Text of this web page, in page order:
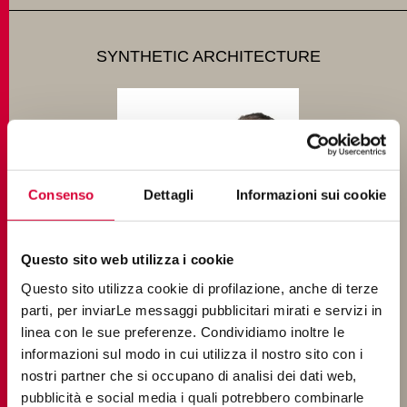
Consenso Dettagli Informazioni sui cookie
Questo sito web utilizza i cookie
Questo sito utilizza cookie di profilazione, anche di terze
parti, per inviarLe messaggi pubblicitari mirati e servizi in
linea con le sue preferenze. Condividiamo inoltre le
informazioni sul modo in cui utilizza il nostro sito con i
nostri partner che si occupano di analisi dei dati web,
pubblicità e social media i quali potrebbero combinarle
SYNTHETIC ARCHITECTURE
THE SILENT LANGUAGE OF MATERIALS:
SHAPING SPACE, EMOTION, AND
CONNECTION IN ARCHITECTURE